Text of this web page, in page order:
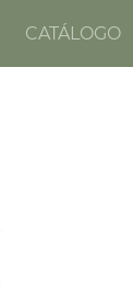
CATÁLOGO